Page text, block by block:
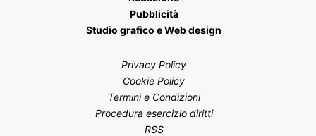
Pubblicità
Studio grafico e Web design
Privacy Policy
Cookie Policy
Termini e Condizioni
Procedura esercizio diritti
RSS